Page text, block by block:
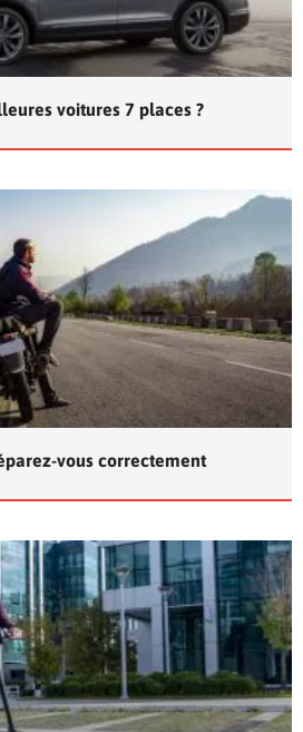
voitures 7 places ?
vous correctement